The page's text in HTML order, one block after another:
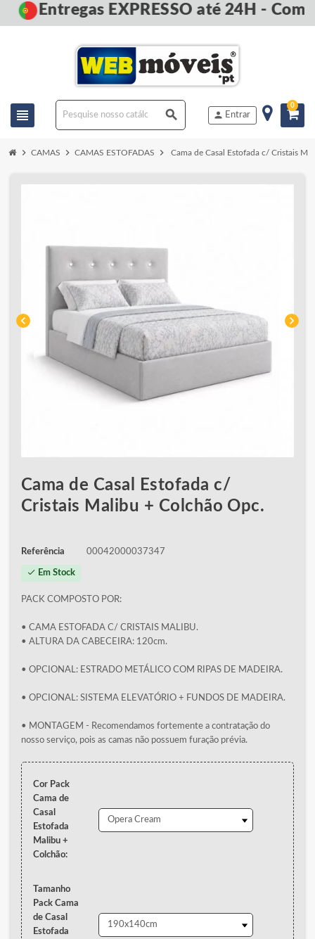
Entregas EXPRESSO até 24H -
view_headline search person Entrar
0
chevron_right CAMAS chevron_right CAMAS ESTOFADAS chevron_right Cama de Casal Estofada c/ Cristais
chevron_left chevron_right
Cama de Casal Estofada c/
Cristais Malibu + Colchão Opc.
Referência 00042000037347
check Em Stock
PACK COMPOSTO POR:
• CAMA ESTOFADA C/ CRISTAIS MALIBU.
• ALTURA DA CABECEIRA: 120cm.
• OPCIONAL: ESTRADO METÁLICO COM RIPAS DE MADEIRA.
• OPCIONAL: SISTEMA ELEVATÓRIO + FUNDOS DE MADEIRA.
• MONTAGEM - Recomendamos fortemente a contratação do
nosso serviço, pois as camas não possuem furação prévia.
Cor Pack
Cama de
Casal
Estofada
Malibu +
Colchão:
Tamanho
Pack Cama
de Casal
Estofada